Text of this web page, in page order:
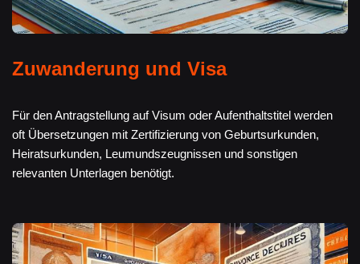
Zuwanderung und Visa
Für den Antragstellung auf Visum oder Aufenthaltstitel werden
oft Übersetzungen mit Zertifizierung von Geburtsurkunden,
Heiratsurkunden, Leumundszeugnissen und sonstigen
relevanten Unterlagen benötigt.